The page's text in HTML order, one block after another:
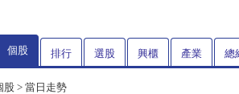
個股 排行 選股 興櫃 產業 總
股 > 當日走勢